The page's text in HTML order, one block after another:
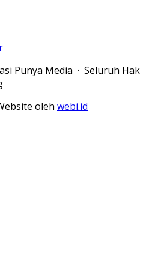
Punya Media · Seluruh Hak
oleh webi.id